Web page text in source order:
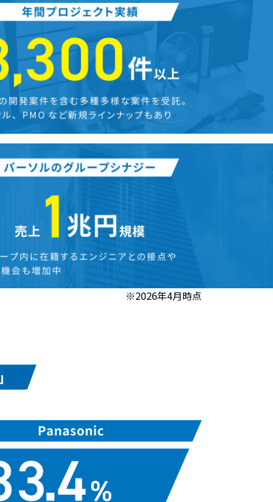
※2026年4月時点